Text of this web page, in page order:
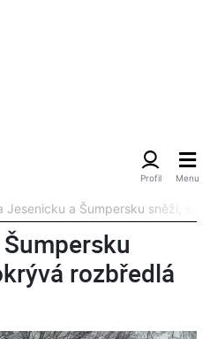
Jesenicku a Šumpersku sněží,
rozbředlá